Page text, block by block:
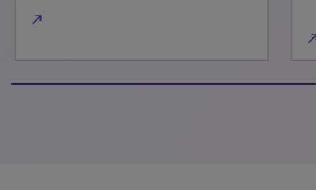
north_east
north_east